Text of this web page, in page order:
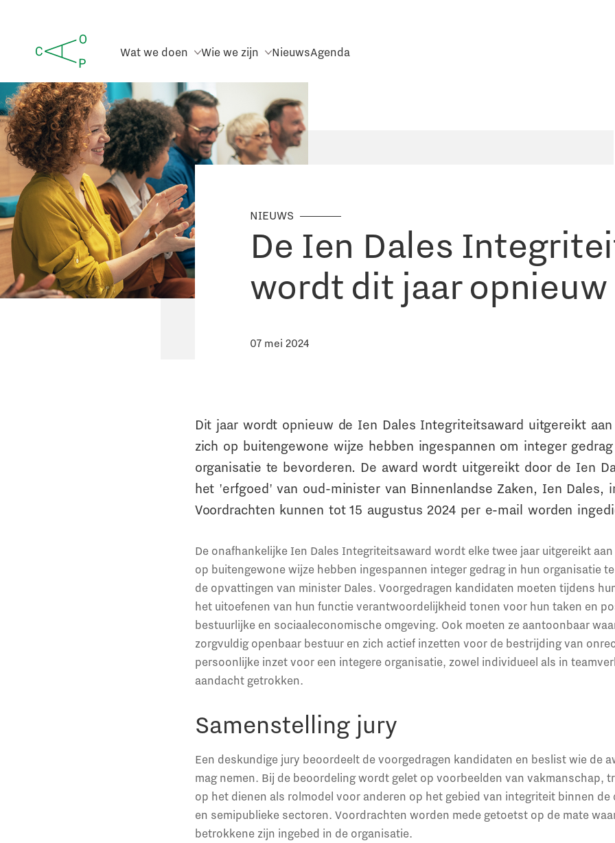
Wat we doen Wie we zijn NieuwsAgenda
NIEUWS
De Ien Dales
wordt dit jaar
07 mei 2024
Dit jaar wordt opnieuw de Ien Dales Integriteitsaward uitgereikt
zich op buitengewone wijze hebben ingespannen om integer
organisatie te bevorderen. De award wordt uitgereikt door de Ien
het 'erfgoed' van oud-minister van Binnenlandse Zaken, Ien Dales,
Voordrachten kunnen tot 15 augustus 2024 per e-mail worden
De onafhankelijke Ien Dales Integriteitsaward wordt elke twee jaar uitgereikt
op buitengewone wijze hebben ingespannen integer gedrag in hun organisatie
de opvattingen van minister Dales. Voorgedragen kandidaten moeten tijdens
het uitoefenen van hun functie verantwoordelijkheid tonen voor hun taken en
bestuurlijke en sociaaleconomische omgeving. Ook moeten ze aantoonbaar
zorgvuldig openbaar bestuur en zich actief inzetten voor de bestrijding van
persoonlijke inzet voor een integere organisatie, zowel individueel als in
aandacht getrokken.
Samenstelling jury
Een deskundige jury beoordeelt de voorgedragen kandidaten en beslist wie de
mag nemen. Bij de beoordeling wordt gelet op voorbeelden van vakmanschap,
op het dienen als rolmodel voor anderen op het gebied van integriteit binnen
en semipublieke sectoren. Voordrachten worden mede getoetst op de mate
betrokkene zijn ingebed in de organisatie.